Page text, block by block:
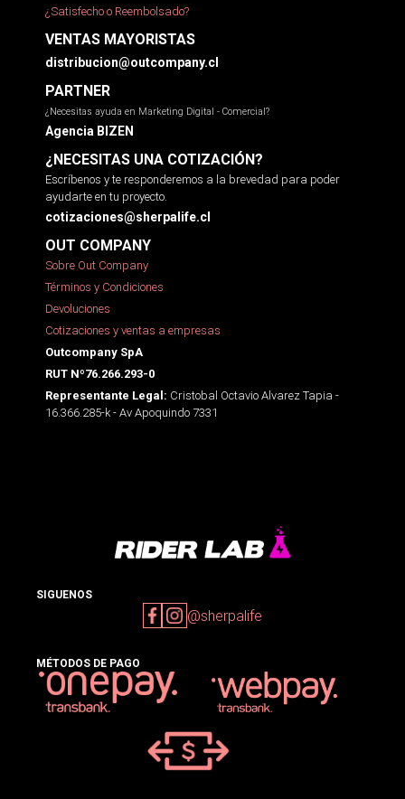
¿Satisfecho o Reembolsado?
VENTAS MAYORISTAS
distribucion@outcompany.cl
PARTNER
¿Necesitas ayuda en Marketing Digital - Comercial?
Agencia BIZEN
¿NECESITAS UNA COTIZACIÓN?
Escríbenos y te responderemos a la brevedad para poder
ayudarte en tu proyecto.
cotizaciones@sherpalife.cl
OUT COMPANY
Sobre Out Company
Términos y Condiciones
Devoluciones
Cotizaciones y ventas a empresas
Outcompany SpA
RUT Nº76.266.293-0
Representante Legal: Cristobal Octavio Alvarez Tapia -
16.366.285-k - Av Apoquindo 7331
SIGUENOS
@sherpalife
MÉTODOS DE PAGO